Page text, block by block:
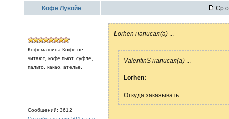
Кофе Лукойе Ср
Кофемашина:Кофе не
читают, кофе пьют. суфле,
пальто, какао, ателье.
Сообщений: 3612
Lorhen написал(а)
ValentinS написал(а)
Lorhen:
Откуда заказывать